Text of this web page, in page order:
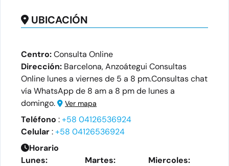
UBICACIÓN
Centro:Consulta Online
Dirección: Barcelona, Anzoátegui Consultas
Online lunes a viernes de 5 a 8 pm.Consultas chat
vía WhatsApp de 8 am a 8 pm de lunes a
domingo.
Ver mapa
Teléfono :+58 04126536924
Celular:+58 04126536924
Horario
Lunes:
Martes:
Miercoles: